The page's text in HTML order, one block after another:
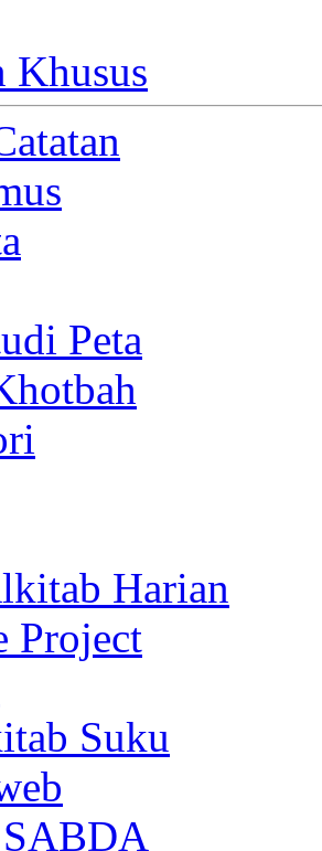
Khusus
Peta
Harian
Project
Suku